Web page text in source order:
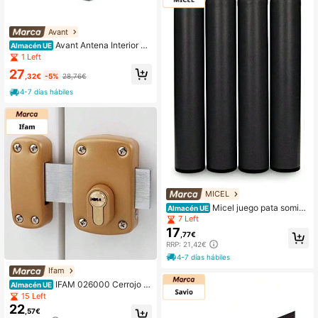
Avant
Almacén UE Avant Antena Interior TV
Con Amplificador 230Vac
1 Left
27 ,32€ -5% 28,76€
4-7 días hábiles
Ifam
Almacén UE IFAM 026000 Cerrojo p
ara Cilindros europerfil, Marrón
15 Left
22 ,57€
MICEL
Almacén UE Micel juego pata somier
50mm (4 pzas tapiflex) negro
7 Left
17 ,77€
RRP: 21,42€
4-7 días hábiles